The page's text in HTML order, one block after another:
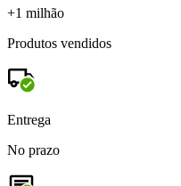
+1 milhão
Produtos vendidos
Entrega
No prazo